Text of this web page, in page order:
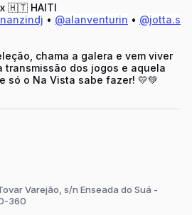
🇭🇹 HAITI
• @alanventurin • @jotta.s
chama a galera e vem viver
transmissão dos jogos e aquela
só o Na Vista sabe fazer! 💛💚
Varejão, s/n Enseada do Suá -
360